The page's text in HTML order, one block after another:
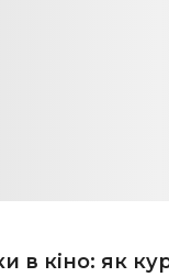
в кіно: як